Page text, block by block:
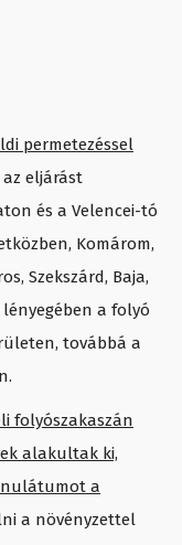
permetezéssel
az eljárást
és a Velencei-tó
Komárom,
Szekszárd, Baja,
a folyó
továbbá a
folyószakaszán
alakultak ki,
a
a növényzettel